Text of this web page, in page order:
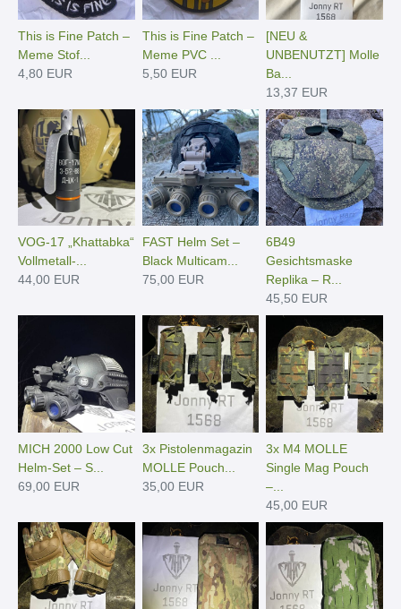
This is Fine Patch –
Meme Stof...
4,80 EUR
This is Fine Patch –
Meme PVC ...
5,50 EUR
[NEU &
UNBENUTZT] Molle
Ba...
13,37 EUR
VOG-17 „Khattabka“
Vollmetall-...
44,00 EUR
FAST Helm Set –
Black Multicam...
75,00 EUR
6B49
Gesichtsmaske
Replika – R...
45,50 EUR
MICH 2000 Low Cut
Helm-Set – S...
69,00 EUR
3x Pistolenmagazin
MOLLE Pouch...
35,00 EUR
3x M4 MOLLE
Single Mag Pouch
–...
45,00 EUR